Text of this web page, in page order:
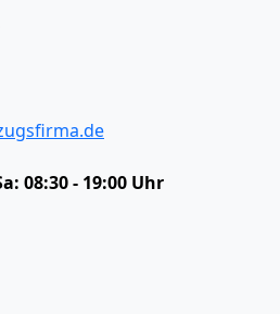
08:30 - 19:00 Uhr